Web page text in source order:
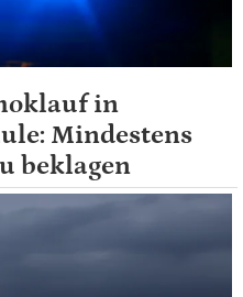
in
Mindestens
beklagen